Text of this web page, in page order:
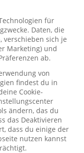
für
Daten, die
verschieben sich je
Marketing) und
ab.
von
findest du in
Cookie-
ändern, das du
das Deaktivieren
dass du einige der
nutzen kannst